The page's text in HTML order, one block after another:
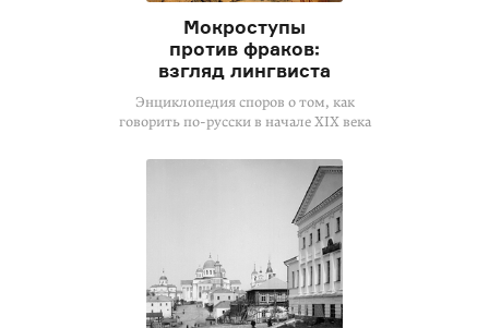
Мокроступы
против фраков:
взгляд лингвиста
Энциклопедия споров о том, как
говорить по-русски в начале XIX века